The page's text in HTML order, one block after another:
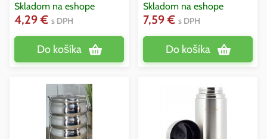
Skladom na eshope
4,29 € s DPH
Do košíka
Skladom na eshope
7,59 € s DPH
Do košíka